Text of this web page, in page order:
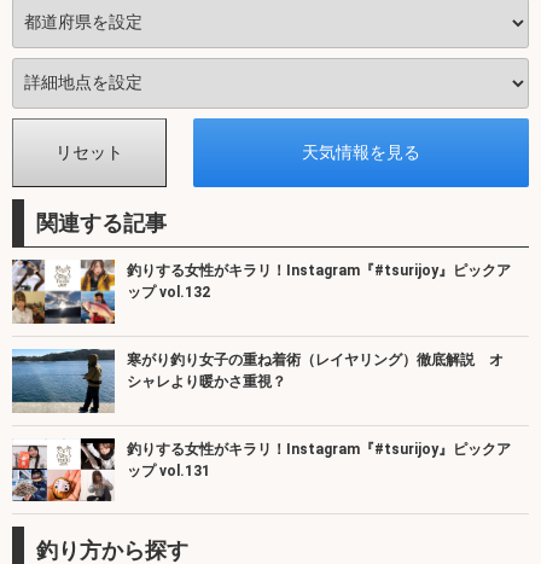
関連する記事
釣りする女性がキラリ！Instagram『#tsurijoy』ピックア
ップ vol.132
寒がり釣り女子の重ね着術（レイヤリング）徹底解説 オ
シャレより暖かさ重視？
釣りする女性がキラリ！Instagram『#tsurijoy』ピックア
ップ vol.131
釣り方から探す